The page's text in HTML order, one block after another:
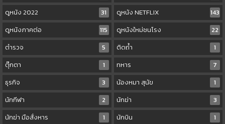
ดูหนัง 2022
31 ดูหนัง NETFLIX
143
ดูหนังภาคต่อ
115 ดูหนังใหม่ชนโรง
22
ตำรวจ
5 ติดถ้ำ
1
ตุ๊กตา
1 ทหาร
7
ธุรกิจ
3 น้องหมา สุนัข
1
นักกีฬา
2 นักฆ่า
3
นักฆ่า มือสั่งหาร
1 นักบิน
1